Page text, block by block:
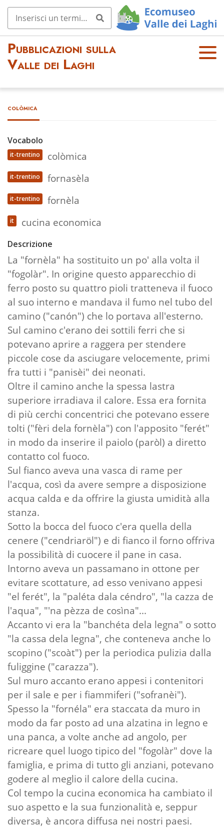
Pubblicazioni sulla
Valle dei Laghi
OPE
colòmica
Vocabolo
it-trentino colòmica
it-trentino fornasèla
it-trentino fornèla
it cucina economica
Descrizione
La "fornèla" ha sostituito un po' alla volta il
"fogolàr". In origine questo apparecchio di
ferro posto su quattro pioli tratteneva il fuoco
al suo interno e mandava il fumo nel tubo del
camino ("canón") che lo portava all'esterno.
Sul camino c'erano dei sottili ferri che si
potevano aprire a raggera per stendere
piccole cose da asciugare velocemente, primi
fra tutti i "panisèi" dei neonati.
Oltre il camino anche la spessa lastra
superiore irradiava il calore. Essa era fornita
di più cerchi concentrici che potevano essere
tolti ("fèri dela fornèla") con l'apposito "ferét"
in modo da inserire il paiolo (paròl) a diretto
contatto col fuoco.
Sul fianco aveva una vasca di rame per
l'acqua, così da avere sempre a disposizione
acqua calda e da offrire la giusta umidità alla
stanza.
Sotto la bocca del fuoco c'era quella della
cenere ("cendriaröl") e di fianco il forno offriva
la possibilità di cuocere il pane in casa.
Intorno aveva un passamano in ottone per
evitare scottature, ad esso venivano appesi
"el ferét", la "paléta dala céndro", "la cazza de
l'aqua", "'na pèzza de cosìna"...
Accanto vi era la "banchéta dela legna" o sotto
"la cassa dela legna", che conteneva anche lo
scopino ("scoàt") per la periodica pulizia dalla
fuliggine ("carazza").
Sul muro accanto erano appesi i contenitori
per il sale e per i fiammiferi ("sofranèi").
Spesso la "fornéla" era staccata da muro in
modo da far posto ad una alzatina in legno e
una panca, a volte anche ad angolo, per
ricreare quel luogo tipico del "fogolàr" dove la
famiglia, e prima di tutto gli anziani, potevano
godere al meglio il calore della cucina.
Col tempo la cucina economica ha cambiato il
suo aspetto e la sua funzionalità e, seppur
diversa, è ancora diffusa nei nostri paesi.